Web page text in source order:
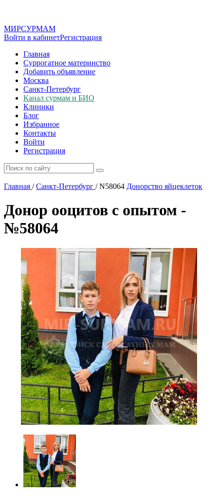
МИРСУРМАМ
Войти в кабинетРегистрация
Главная
Суррогатное материнство
Добавить объявление
Москва
Санкт-Петербург
Канал сурмам и БИО
Клиники
Блог
Избранное
Контакты
Войти
Регистрация
Главная / Санкт-Петербург /N58064 Донорство яйцеклеток
Донор ооцитов с опытом -
№58064